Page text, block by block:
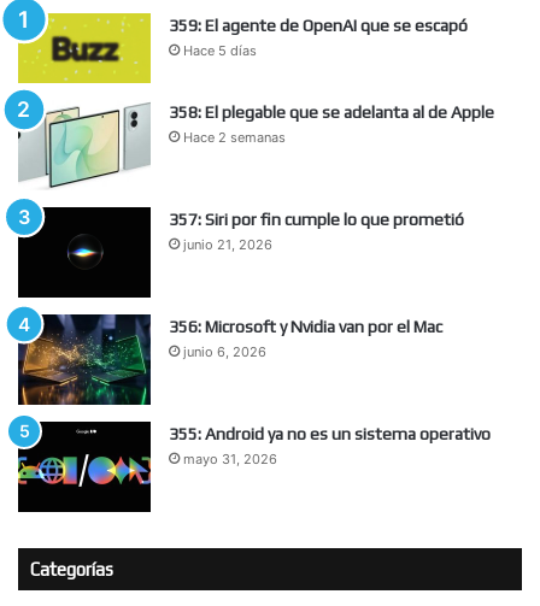
359: El agente de OpenAI que se escapó
Hace 5 días
358: El plegable que se adelanta al de Apple
Hace 2 semanas
357: Siri por fin cumple lo que prometió
junio 21, 2026
356: Microsoft y Nvidia van por el Mac
junio 6, 2026
355: Android ya no es un sistema operativo
mayo 31, 2026
Categorías